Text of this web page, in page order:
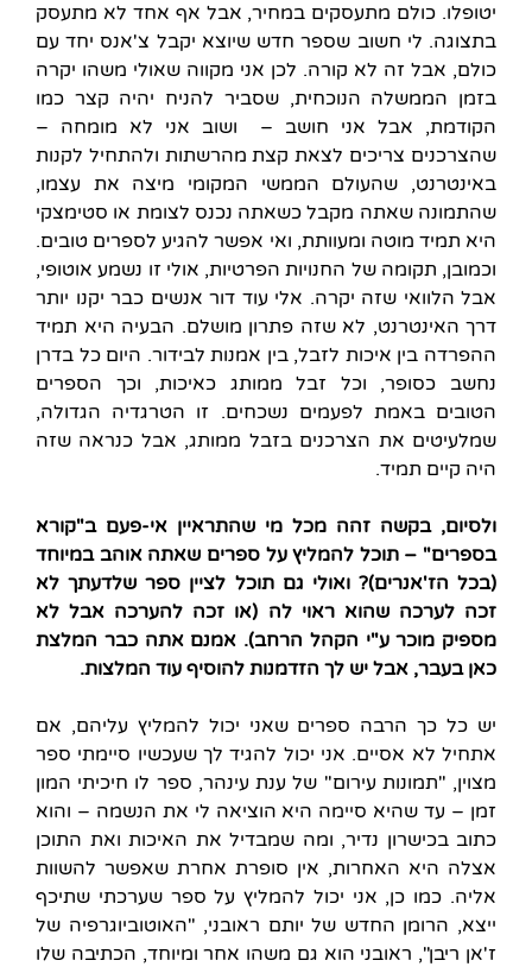
יטופלו. כולם מתעסקים במחיר, אבל אף אחד לא מתעסק
בתצוגה. לי חשוב שספר חדש שיוצא יקבל צ'אנס יחד עם
כולם, אבל זה לא קורה. לכן אני מקווה שאולי משהו יקרה
בזמן הממשלה הנוכחית, שסביר להניח יהיה קצר כמו
הקודמת, אבל אני חושב – ושוב אני לא מומחה –
שהצרכנים צריכים לצאת קצת מהרשתות ולהתחיל לקנות
באינטרנט, שהעולם הממשי המקומי מיצה את עצמו,
שהתמונה שאתה מקבל כשאתה נכנס לצומת או סטימצקי
היא תמיד מוטה ומעוותת, ואי אפשר להגיע לספרים טובים.
וכמובן, תקומה של החנויות הפרטיות, אולי זו נשמע אוטופי,
אבל הלוואי שזה יקרה. אלי עוד דור אנשים כבר יקנו יותר
דרך האינטרנט, לא שזה פתרון מושלם. הבעיה היא תמיד
ההפרדה בין איכות לזבל, בין אמנות לבידור. היום כל בדרן
נחשב כסופר, וכל זבל ממותג כאיכות, וכך הספרים
הטובים באמת לפעמים נשכחים. זו הטרגדיה הגדולה,
שמלעיטים את הצרכנים בזבל ממותג, אבל כנראה שזה
היה קיים תמיד.
ולסיום, בקשה זהה מכל מי שהתראיין אי-פעם ב"קורא
בספרים" – תוכל להמליץ על ספרים שאתה אוהב במיוחד
(בכל הז'אנרים)? ואולי גם תוכל לציין ספר שלדעתך לא
זכה לערכה שהוא ראוי לה (או זכה להערכה אבל לא
מספיק מוכר ע"י הקהל הרחב). אמנם אתה כבר המלצת
כאן בעבר, אבל יש לך הזדמנות להוסיף עוד המלצות.
יש כל כך הרבה ספרים שאני יכול להמליץ עליהם, אם
אתחיל לא אסיים. אני יכול להגיד לך שעכשיו סיימתי ספר
מצוין, "תמונות עירום" של ענת עינהר, ספר לו חיכיתי המון
זמן – עד שהיא סיימה היא הוציאה לי את הנשמה – והוא
כתוב בכישרון נדיר, ומה שמבדיל את האיכות ואת התוכן
אצלה היא האחרות, אין סופרת אחרת שאפשר להשוות
אליה. כמו כן, אני יכול להמליץ על ספר שערכתי שתיכף
ייצא, הרומן החדש של יותם ראובני, "האוטוביוגרפיה של
ז'אן ריבן", ראובני הוא גם משהו אחר ומיוחד, הכתיבה שלו